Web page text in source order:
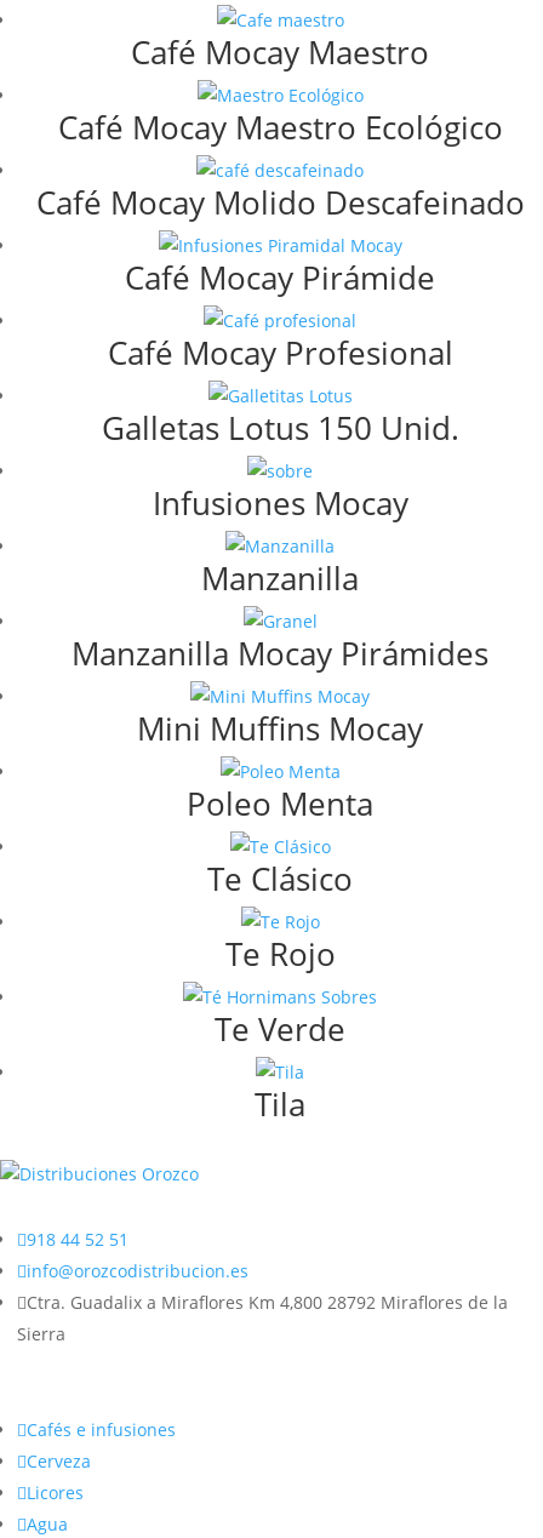
Café Mocay Maestro
Café Mocay Maestro Ecológico
Café Mocay Molido Descafeinado
Café Mocay Pirámide
Café Mocay Profesional
Galletas Lotus 150 Unid.
Infusiones Mocay
Manzanilla
Manzanilla Mocay Pirámides
Mini Muffins Mocay
Poleo Menta
Te Clásico
Te Rojo
Te Verde
Tila
918 44 52 51
info@orozcodistribucion.es
Ctra. Guadalix a Miraflores Km 4,800 28792 Miraflores de la
Sierra
Cafés e infusiones
Cerveza
Licores
Agua